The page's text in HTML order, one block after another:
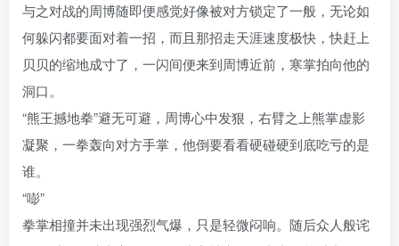
与之对战的周博随即便感觉好像被对方锁定了一般，无论如
何躲闪都要面对着一招，而且那招走天涯速度极快，快赶上
贝贝的缩地成寸了，一闪间便来到周博近前，寒掌拍向他的
洞口。
“熊王撼地拳”避无可避，周博心中发狠，右臂之上熊掌虚影
凝聚，一拳轰向对方手掌，他倒要看看硬碰硬到底吃亏的是
谁。
“嘭”
拳掌相撞并未出现强烈气爆，只是轻微闷响。随后众人般诧